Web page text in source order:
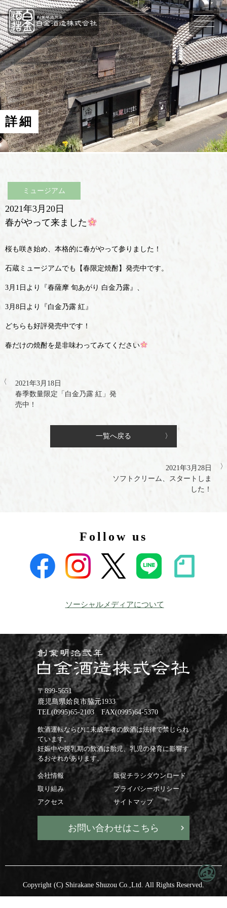
詳細
ミュージアム
2021年3月20日
春がやって来ました
桜も咲き始め、本格的に春がやって参りました！
石蔵ミュージアムでも【春限定焼酎】発売中です。
3月1日より『春薩摩 旬あがり 白金乃露』、
3月8日より『白金乃露 紅』
どちらも好評発売中です！
春だけの焼酎を是非味わってみてください
2021年3月18日
春季数量限定「白金乃露 紅」発
売中！
一覧へ戻る
2021年3月28日
ソフトクリーム、スタートしま
した！
Follow us
ソーシャルメディアについて
〒899-5651
鹿児島県姶良市脇元1933
TEL(0995)65-2103 FAX(0995)64-5370
飲酒運転ならびに未成年者の飲酒は法律で禁じられ
ています。
妊娠中や授乳期の飲酒は胎児、乳児の発育に影響す
るおそれがあります。
会社情報
販促チラシダウンロード
取り組み
プライバシーポリシー
アクセス
サイトマップ
お問い合わせはこちら
Copyright (C) Shirakane Shuzou Co.,Ltd. All Rights Reserved.